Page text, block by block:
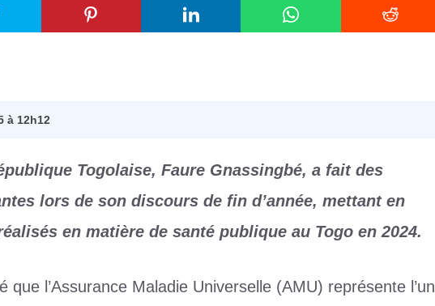
à 12h12
Togolaise, Faure Gnassingbé, a fait des
lors de son discours de fin d’année, mettant en
en matière de santé publique au Togo en 2024.
que l’Assurance Maladie Universelle (AMU) représente l’un